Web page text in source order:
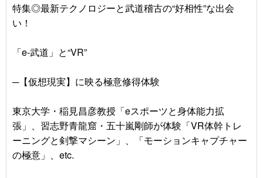
特集◎最新テクノロジーと武道稽古の“好相性”な出会
い！
「e-武道」と“VR”
─【仮想現実】に映る極意修得体験
東京大学・稲見昌彦教授「eスポーツと身体能力拡
張」、習志野青龍窟・五十嵐剛師が体験「VR体幹トレ
ーニングと剣撃マシーン」、「モーションキャプチャー
の極意」、etc.